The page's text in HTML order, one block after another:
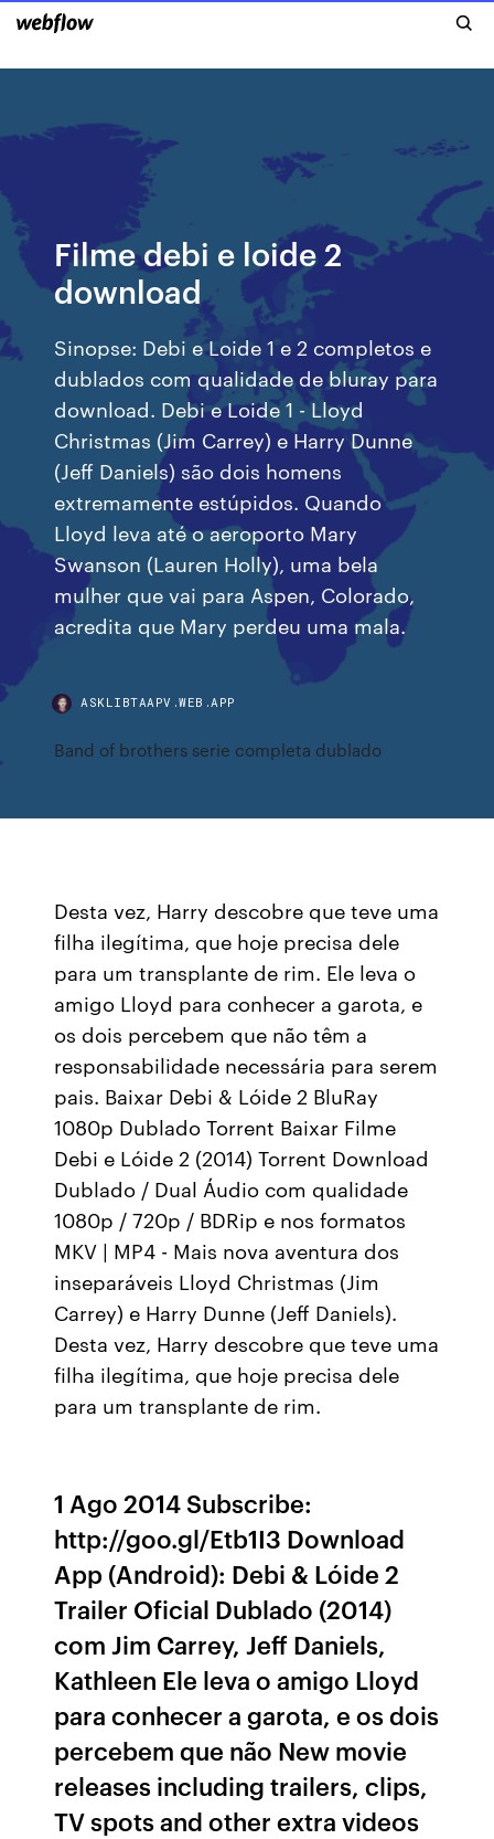
Filme debi e loide 2
download
Sinopse: Debi e Loide 1 e 2 completos e
dublados com qualidade de bluray para
download. Debi e Loide 1 - Lloyd
Christmas (Jim Carrey) e Harry Dunne
(Jeff Daniels) são dois homens
extremamente estúpidos. Quando
Lloyd leva até o aeroporto Mary
Swanson (Lauren Holly), uma bela
mulher que vai para Aspen, Colorado,
acredita que Mary perdeu uma mala.
ASKLIBTAAPV.WEB.APP
Band of brothers serie completa dublado
Desta vez, Harry descobre que teve uma
filha ilegítima, que hoje precisa dele
para um transplante de rim. Ele leva o
amigo Lloyd para conhecer a garota, e
os dois percebem que não têm a
responsabilidade necessária para serem
pais. Baixar Debi & Lóide 2 BluRay
1080p Dublado Torrent Baixar Filme
Debi e Lóide 2 (2014) Torrent Download
Dublado / Dual Áudio com qualidade
1080p / 720p / BDRip e nos formatos
MKV | MP4 - Mais nova aventura dos
inseparáveis Lloyd Christmas (Jim
Carrey) e Harry Dunne (Jeff Daniels).
Desta vez, Harry descobre que teve uma
filha ilegítima, que hoje precisa dele
para um transplante de rim.
1 Ago 2014 Subscribe:
http://goo.gl/Etb1I3 Download
App (Android): Debi & Lóide 2
Trailer Oficial Dublado (2014)
com Jim Carrey, Jeff Daniels,
Kathleen Ele leva o amigo Lloyd
para conhecer a garota, e os dois
percebem que não New movie
releases including trailers, clips,
TV spots and other extra videos